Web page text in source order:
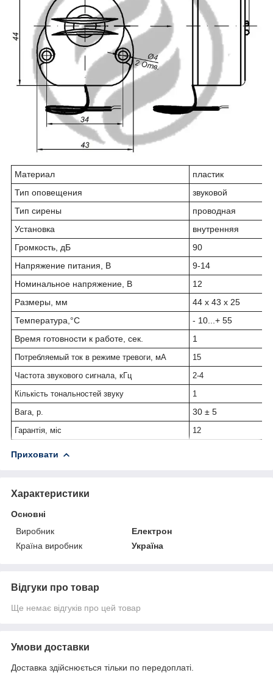
Материал
пластик
Тип оповещения
звуковой
Тип сирены
проводная
Установка
внутренняя
Громкость, дБ
90
Напряжение питания, В
9-14
Номинальное напряжение, В
12
Размеры, мм
44 x 43 х 25
Температура,°С
- 10...+ 55
Время готовности к работе, сек.
1
Потребляемый ток в режиме тревоги, мА
15
Частота звукового сигнала, кГц
2-4
Кількість тональностей звуку
1
Вага, р.
30 ± 5
Гарантія, міс 12
Приховати
Характеристики
Основні
Виробник
Електрон
Країна виробник
Україна
Відгуки про товар
Ще немає відгуків про цей товар
Умови доставки
Доставка здійснюється тільки по передоплаті.